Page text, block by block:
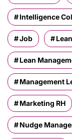
Intelligence
Job Lean
Lean
Management
Marketing RH
Nudge